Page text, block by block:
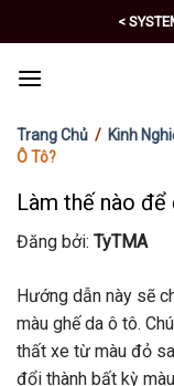
to
content
<
Trang Chủ / Kinh
Ô Tô?
Làm thế nào
Đăng bởi: TyTMA
Hướng dẫn này sẽ
màu ghế da ô tô.
thất xe từ màu đỏ
đổi thành bất kỳ